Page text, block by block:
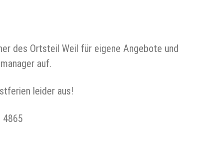
des Ortsteil Weil für eigene Angebote und
auf.
leider aus!
4865